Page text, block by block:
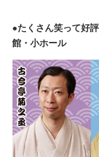
●たくさん笑って好
館・小ホール